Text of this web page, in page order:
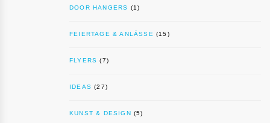
DOOR HANGERS (1)
FEIERTAGE & ANLÄSSE (15)
FLYERS (7)
IDEAS (27)
KUNST & DESIGN (5)